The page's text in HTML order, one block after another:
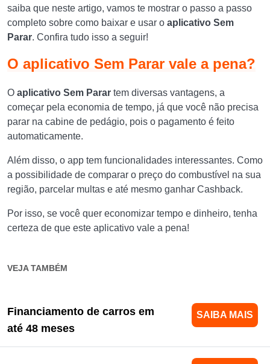
saiba que neste artigo, vamos te mostrar o passo a passo
completo sobre como baixar e usar o aplicativo Sem
Parar. Confira tudo isso a seguir!
O aplicativo Sem Parar vale a pena?
O aplicativo Sem Parar tem diversas vantagens, a
começar pela economia de tempo, já que você não precisa
parar na cabine de pedágio, pois o pagamento é feito
automaticamente.
Além disso, o app tem funcionalidades interessantes. Como
a possibilidade de comparar o preço do combustível na sua
região, parcelar multas e até mesmo ganhar Cashback.
Por isso, se você quer economizar tempo e dinheiro, tenha
certeza de que este aplicativo vale a pena!
VEJA TAMBÉM
Financiamento de carros em
até 48 meses
SAIBA MAIS